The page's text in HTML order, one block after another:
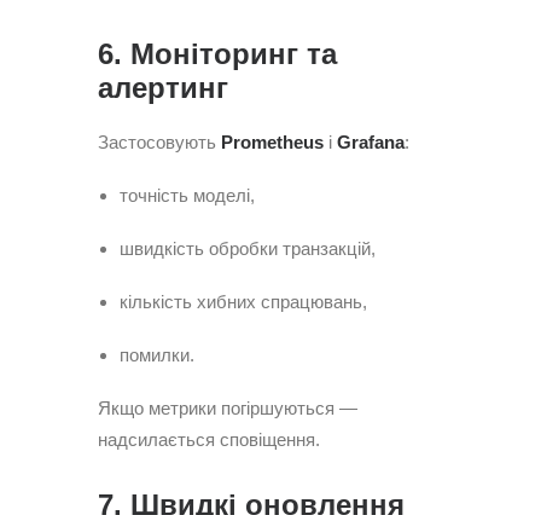
6. Моніторинг та
алертинг
Застосовують Prometheus і Grafana:
точність моделі,
швидкість обробки транзакцій,
кількість хибних спрацювань,
помилки.
Якщо метрики погіршуються —
надсилається сповіщення.
7. Швидкі оновлення